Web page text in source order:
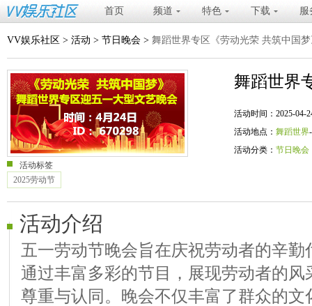
首页 频道 特色 下载 服
VV娱乐社区 > 活动 > 节日晚会 > 舞蹈世界专区《劳动光荣 共筑中国
舞蹈世界
活动时间：2025-04-
活动地点： 舞蹈世界
活动分类： 节日晚会
活动标签
2025劳动节
活动介绍
五一劳动节晚会旨在庆祝劳动者的辛
通过丰富多彩的节目，展现劳动者的
尊重与认同。晚会不仅丰富了群众的